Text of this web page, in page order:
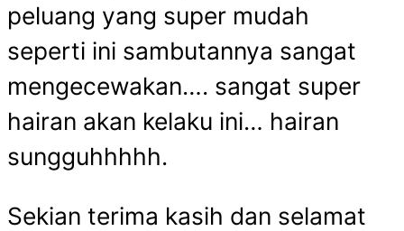
peluang yang super mudah
seperti ini sambutannya sangat
mengecewakan…. sangat super
hairan akan kelaku ini… hairan
sungguhhhhh.
Sekian terima kasih dan selamat